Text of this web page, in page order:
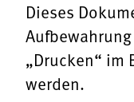
Dieses
„Drucken“ im
werden.